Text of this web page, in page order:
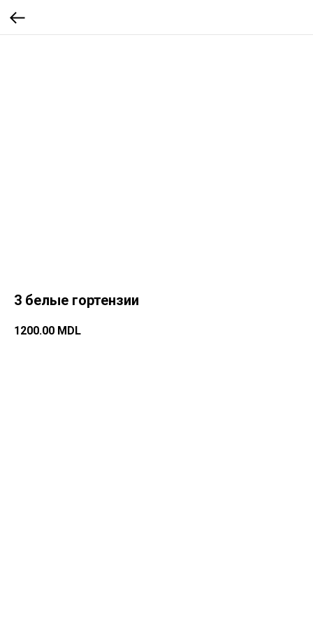
3 белые гортензии
1200.00 MDL